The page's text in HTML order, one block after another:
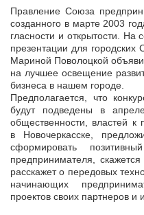
Правление Союза
созданного в марте 2003
гласности и открытости.
презентации для
Мариной Поволоцкой
на лучшее освещение
бизнеса в нашем городе.
Предполагается, что
будут подведены в
общественности, властей к
в Новочеркасске,
сформировать
предпринимателя,
расскажет о передовых
начинающих
проектов своих партнеров и